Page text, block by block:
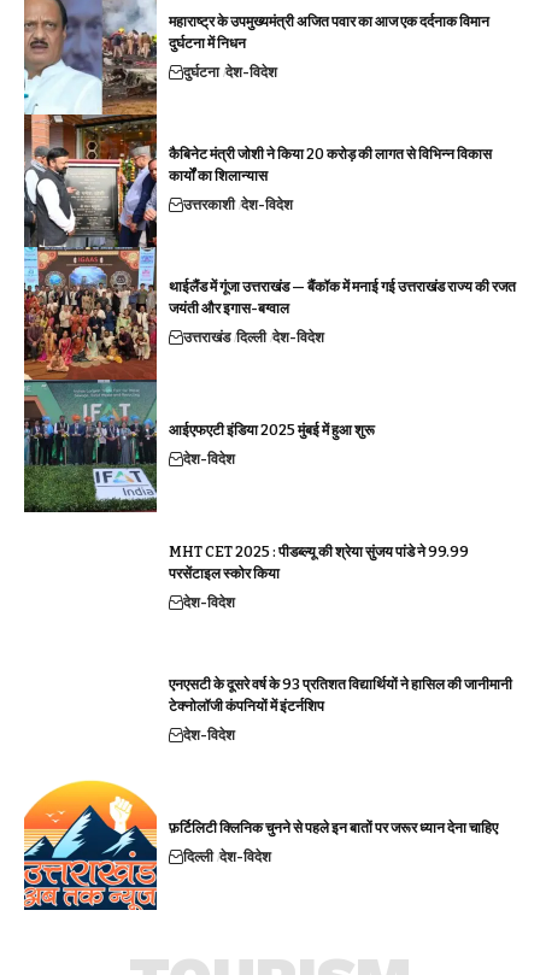
महाराष्ट्र के उपमुख्यमंत्री अजित पवार का आज एक दर्दनाक विमान
दुर्घटना में निधन
दुर्घटना देश-विदेश
कैबिनेट मंत्री जोशी ने किया 20 करोड़ की लागत से विभिन्न विकास
कार्यों का शिलान्यास
उत्तरकाशी देश-विदेश
थाईलैंड में गूंजा उत्तराखंड — बैंकॉक में मनाई गई उत्तराखंड राज्य की रजत
जयंती और इगास-बग्वाल
उत्तराखंड दिल्ली देश-विदेश
आईएफएटी इंडिया 2025 मुंबई में हुआ शुरू
देश-विदेश
MHT CET 2025 : पीडब्ल्यू की श्रेया सुंजय पांडे ने 99.99
परसेंटाइल स्कोर किया
देश-विदेश
एनएसटी के दूसरे वर्ष के 93 प्रतिशत विद्यार्थियों ने हासिल की जानीमानी
टेक्नोलॉजी कंपनियों में इंटर्नशिप
देश-विदेश
फ़र्टिलिटी क्लिनिक चुनने से पहले इन बातों पर जरूर ध्यान देना चाहिए
दिल्ली देश-विदेश